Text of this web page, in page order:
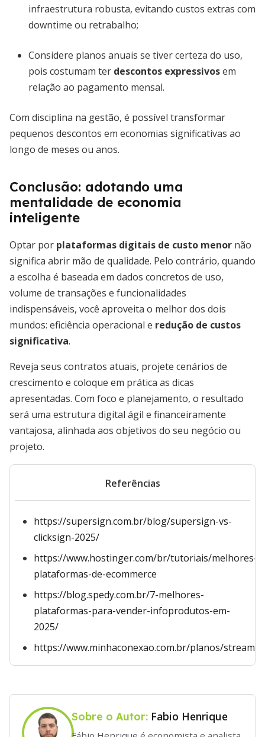
infraestrutura robusta, evitando custos extras com
downtime ou retrabalho;
Considere planos anuais se tiver certeza do uso,
pois costumam ter descontos expressivosem
relação ao pagamento mensal.
Com disciplina na gestão, é possível transformar
pequenos descontos em economias significativas ao
longo de meses ou anos.
Conclusão: adotando uma
mentalidade de economia
inteligente
Optar por plataformas digitais de custo menor não
significa abrir mão de qualidade. Pelo contrário, quando
a escolha é baseada em dados concretos de uso,
volume de transações e funcionalidades
indispensáveis, você aproveita o melhor dos dois
mundos: eficiência operacional e redução de custos
significativa.
Reveja seus contratos atuais, projete cenários de
crescimento e coloque em prática as dicas
apresentadas. Com foco e planejamento, o resultado
será uma estrutura digital ágil e financeiramente
vantajosa, alinhada aos objetivos do seu negócio ou
projeto.
Referências
https://supersign.com.br/blog/supersign-vs-
clicksign-2025/
https://www.hostinger.com/br/tutoriais/melhores-
plataformas-de-ecommerce
https://blog.spedy.com.br/7-melhores-
plataformas-para-vender-infoprodutos-em-
2025/
https://www.minhaconexao.com.br/planos/
Sobre o Autor: Fabio Henrique